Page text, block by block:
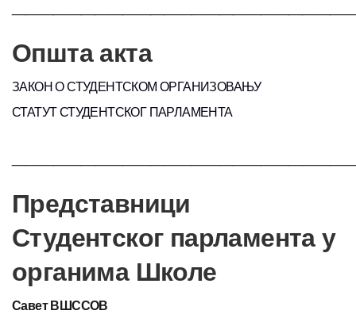
Општа акта
ЗАКОН О СТУДЕНТСКОМ ОРГАНИЗОВАЊУ
СТАТУТ СТУДЕНТСКОГ ПАРЛАМЕНТА
Представници
Студентског парламента у
органима Школе
Савет ВШССОВ